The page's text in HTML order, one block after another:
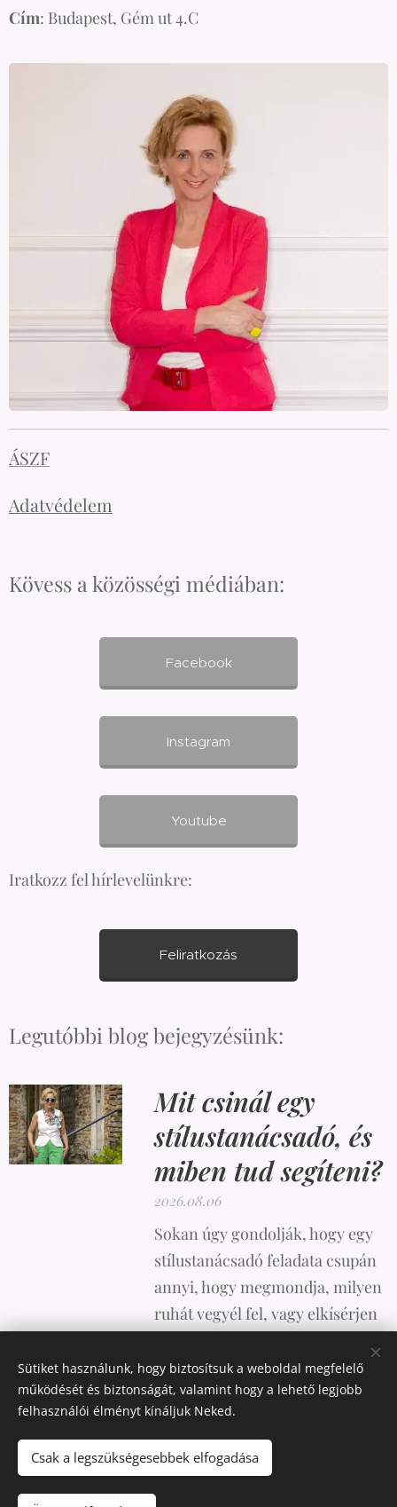
Cím: Budapest, Gém ut 4.C
ÁSZF
Adatvédelem
Kövess a közösségi médiában:
Facebook
Instagram
Youtube
Iratkozz fel hírlevelünkre:
Feliratkozás
Legutóbbi blog bejegyzésünk:
Mit csinál egy
stílustanácsadó, és
miben tud segíteni?
2026.08.06
Sokan úgy gondolják, hogy egy
stílustanácsadó feladata csupán
annyi, hogy megmondja, milyen
ruhát vegyél fel, vagy elkísérjen
ennél sokkal összetettebb.
Az oldalt aWebnodeműködteti
Sütiket használunk, hogy biztosítsuk a weboldal megfelelő
működését és biztonságát, valamint hogy a lehető legjobb
felhasználói élményt kínáljuk Neked.
Csak a legszükségesebbek elfogadása